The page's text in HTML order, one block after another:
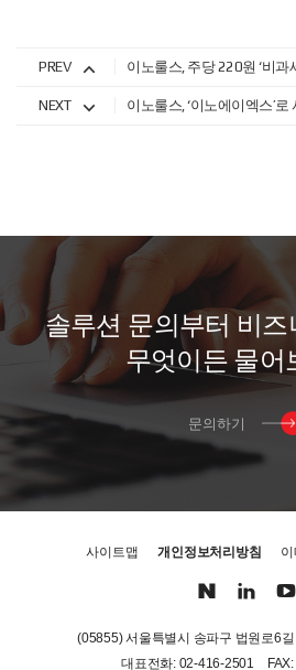
PREV
NEXT
솔루션 문의부터 비즈
무엇이든물어
문의하기
사이트맵 개인정보처리방침
(05855) 서울특별시 송파구 법원로6
대표전화: 02-416-2501